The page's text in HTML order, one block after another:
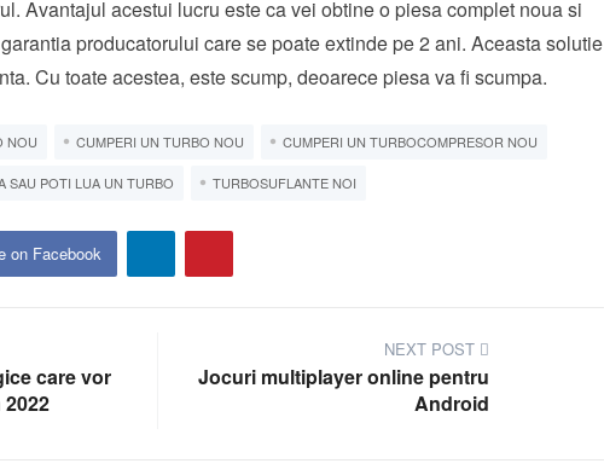
Avantajul acestui lucru este ca vei obtine o piesa complet noua si
producatorului care se poate extinde pe 2 ani. Aceasta solutie
Cu toate acestea, este scump, deoarece piesa va fi scumpa.
NOU CUMPERI UN TURBO NOU CUMPERI UN TURBOCOMPRESOR NOU
SAU POTI LUA UN TURBO TURBOSUFLANTE NOI
on Facebook
care vor
NEXT POST
Jocuri multiplayer online pentru
Android